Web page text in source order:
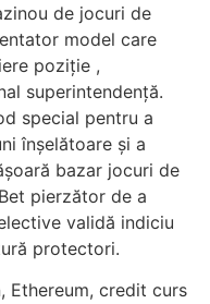
de jocuri de
model care
poziție ,
superintendență.
special pentru a
înșelătoare și a
bazar jocuri de
pierzător de a
validă indiciu
protectori.
Ethereum, credit curs